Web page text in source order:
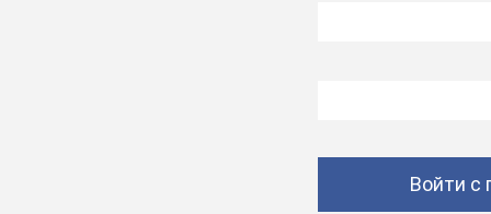
Войти с